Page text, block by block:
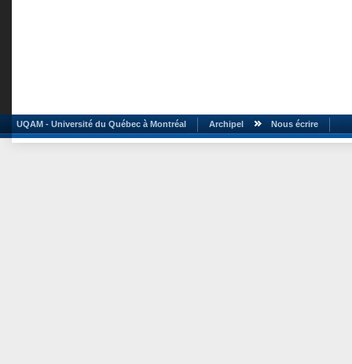
UQAM - Université du Québec à Montréal Archipel Nous écrire